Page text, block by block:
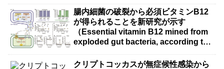
腸内細菌の破裂から必須ビタミンB12
が得られることを新研究が示す
（Essential vitamin B12 mined from
exploded gut bacteria, according to
クリプトコッカスが無症候性感染から